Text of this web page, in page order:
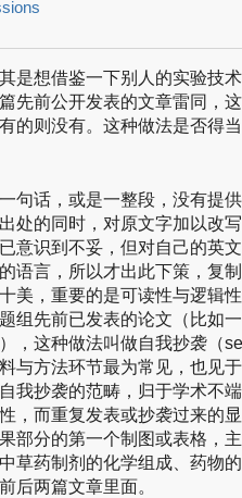
是想借鉴一下别人的实验技
先前公开发表的文章雷同，
的则没有。这种做法是否得
句话，或是一整段，没有提
处的同时，对原文字加以改
意识到不妥，但对自己的英
语言，所以才出此下策，复
美，重要的是可读性与逻辑
组先前已发表的论文（比如
，这种做法叫做自我抄袭（
与方法环节最为常见，也见
我抄袭的范畴，归于学术不
，而重复发表或抄袭过来的
部分的第一个制图或表格，
草药制剂的化学组成、药物
后两篇文章里面。